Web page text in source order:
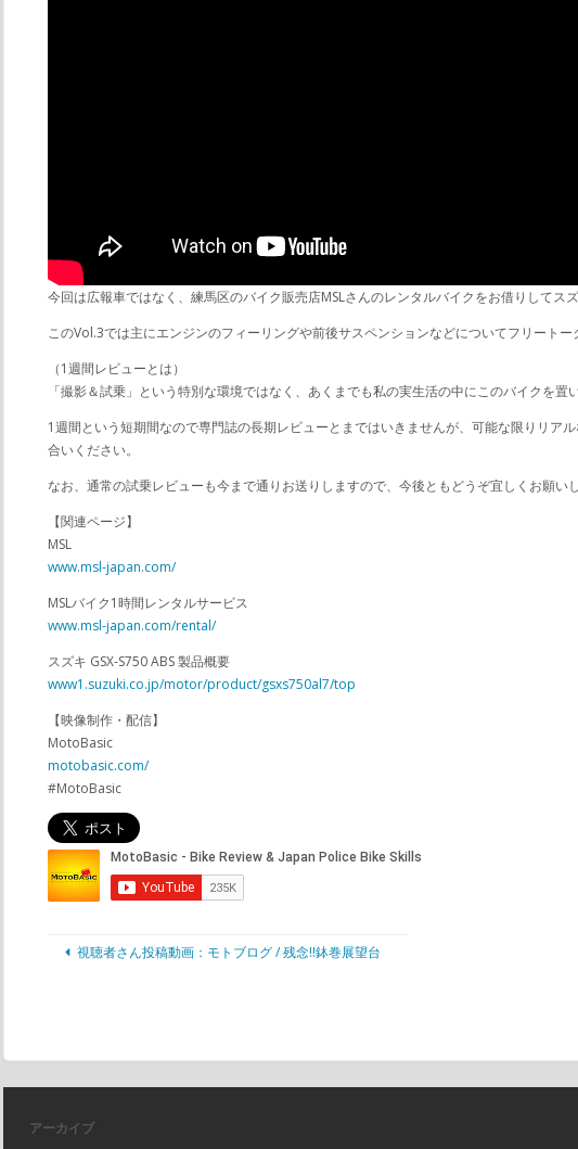
今回は広報車ではなく、練馬区のバイク販売店MSLさんのレンタルバイクをお借りしてス
このVol.3では主にエンジンのフィーリングや前後サスペンションなどについてフリートー
（1週間レビューとは）
「撮影＆試乗」という特別な環境ではなく、あくまでも私の実生活の中にこのバイクを
1週間という短期間なので専門誌の長期レビューとまではいきませんが、可能な限りリ
合いください。
なお、通常の試乗レビューも今まで通りお送りしますので、今後ともどうぞ宜しくお願いし
【関連ページ】
MSL
www.msl-japan.com/
MSLバイク1時間レンタルサービス
www.msl-japan.com/rental/
スズキ GSX-S750 ABS 製品概要
www1.suzuki.co.jp/motor/product/gsxs750al7/top
【映像制作・配信】
MotoBasic
motobasic.com/
#MotoBasic
視聴者さん投稿動画：モトブログ / 残念!!鉢巻展望台
アーカイブ